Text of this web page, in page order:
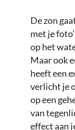
De zon
met je
op het
Maar ook
heeft een
verlicht je
op een
van
effect aan